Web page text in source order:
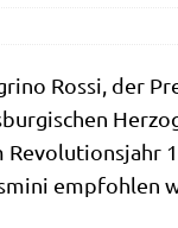
Ros­si, der
emp­foh­len